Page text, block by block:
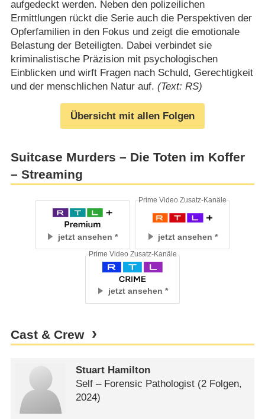
aufgedeckt werden. Neben den polizeilichen
Ermittlungen rückt die Serie auch die Perspektiven der
Opferfamilien in den Fokus und zeigt die emotionale
Belastung der Beteiligten. Dabei verbindet sie
kriminalistische Präzision mit psychologischen
Einblicken und wirft Fragen nach Schuld, Gerechtigkeit
und der menschlichen Natur auf. (Text: RS)
Übersicht mit allen Folgen
Suitcase Murders – Die Toten im Koffer
– Streaming
jetzt ansehen jetzt ansehen
Prime Video Zusatz-Kanäle
jetzt ansehen
Prime Video Zusatz-Kanäle
Cast & Crew
Stuart Hamilton
Self – Forensic Pathologist (2 Folgen,
2024)